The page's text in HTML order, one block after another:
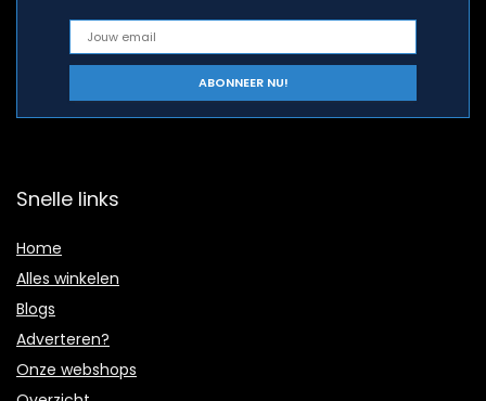
Snelle links
Home
Alles winkelen
Blogs
Adverteren?
Onze webshops